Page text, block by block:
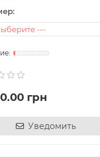
грн
Уведомить